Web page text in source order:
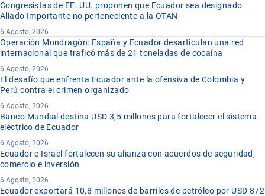
Congresistas de EE. UU. proponen que Ecuador sea designado
Aliado Importante no perteneciente a la OTAN
6 Agosto, 2026
Operación Mondragón: España y Ecuador desarticulan una red
internacional que traficó más de 21 toneladas de cocaína
6 Agosto, 2026
El desafío que enfrenta Ecuador ante la ofensiva de Colombia y
Perú contra el crimen organizado
6 Agosto, 2026
Banco Mundial destina USD 3,5 millones para fortalecer el sistema
eléctrico de Ecuador
6 Agosto, 2026
Ecuador e Israel fortalecen su alianza con acuerdos de seguridad,
comercio e inversión
6 Agosto, 2026
Ecuador exportará 10,8 millones de barriles de petróleo por USD 872